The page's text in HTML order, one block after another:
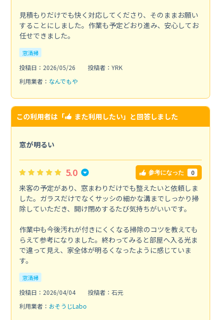
見積もりだけでも快く対応してくださり、そのままお願い
することにしました。作業も予定どおり進み、安心してお
任せできました。
窓清掃
投稿日：2026/05/26
投稿者：YRK
利用業者： なんでもや
この利用者は「 また利用したい」と回答しました
窓が明るい
5.0 参考になった 0
来客の予定があり、窓まわりだけでも整えたいと依頼しま
した。ガラスだけでなくサッシの細かな溝までしっかり掃
除していただき、開け閉めするたび気持ちがいいです。
作業中も今後汚れが付きにくくなる掃除のコツを教えても
らえて参考になりました。終わってみると部屋へ入る光ま
で違って見え、家全体が明るくなったように感じていま
す。
窓清掃
投稿日：2026/04/04
投稿者：石元
利用業者： おそうじLabo